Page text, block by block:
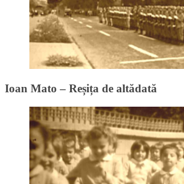
Ioan Mato – Reșița de altădată